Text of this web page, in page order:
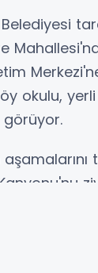
okulu,